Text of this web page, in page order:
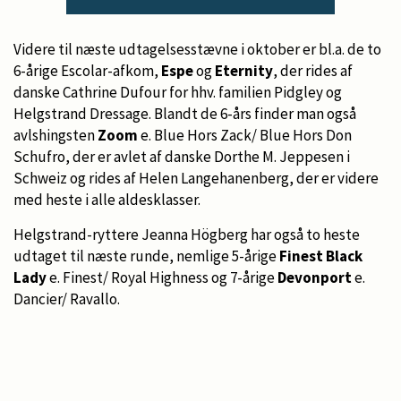
Videre til næste udtagelsesstævne i oktober er bl.a. de to
6-årige Escolar-afkom, EspeogEternity, der rides af
danske Cathrine Dufour for hhv. familien Pidgley og
Helgstrand Dressage. Blandt de 6-års finder man også
avlshingstenZoome. Blue Hors Zack/ Blue Hors Don
Schufro, der er avlet af danske Dorthe M. Jeppesen i
Schweiz og rides af Helen Langehanenberg, der er videre
med heste i alle aldesklasser.
Helgstrand-ryttere Jeanna Högberg har også to heste
udtaget til næste runde, nemlige 5-årigeFinest Black
Ladye. Finest/ Royal Highness og 7-årigeDevonporte.
Dancier/ Ravallo.